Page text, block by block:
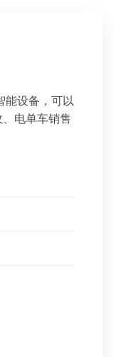
能设备，可以
电单车销售